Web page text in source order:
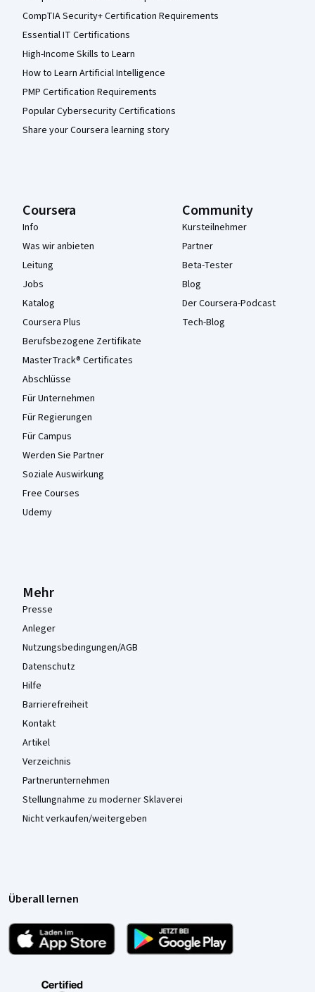
CompTIA Security+ Certification Requirements
Essential IT Certifications
High-Income Skills to Learn
How to Learn Artificial Intelligence
PMP Certification Requirements
Popular Cybersecurity Certifications
Share your Coursera learning story
Coursera
Info
Was wir anbieten
Leitung
Jobs
Katalog
Coursera Plus
Berufsbezogene Zertifikate
MasterTrack® Certificates
Abschlüsse
Für Unternehmen
Für Regierungen
Für Campus
Werden Sie Partner
Soziale Auswirkung
Free Courses
Udemy
Community
Kursteilnehmer
Partner
Beta-Tester
Blog
Der Coursera-Podcast
Tech-Blog
Mehr
Presse
Anleger
Nutzungsbedingungen/AGB
Datenschutz
Hilfe
Barrierefreiheit
Kontakt
Artikel
Verzeichnis
Partnerunternehmen
Stellungnahme zu moderner Sklaverei
Nicht verkaufen/weitergeben
Überall lernen